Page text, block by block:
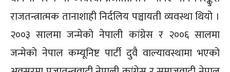
राजतन्त्रात्मक तानाशाही निर्दलिय पञ्चायती व्यवस्था थियो ।
२००३ सालमा जन्मेको नेपाली कांग्रेस र २००६ सालमा
जन्मेको नेपाल कम्यूनिष्ट पार्टी दुवै वाल्यावस्थामा भएको